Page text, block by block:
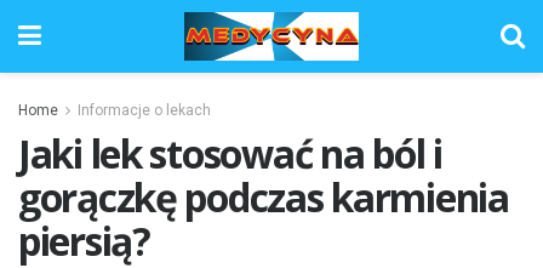
Home Informacje o lekach
Jaki lek stosować na ból i
gorączkę podczas karmienia
piersią?